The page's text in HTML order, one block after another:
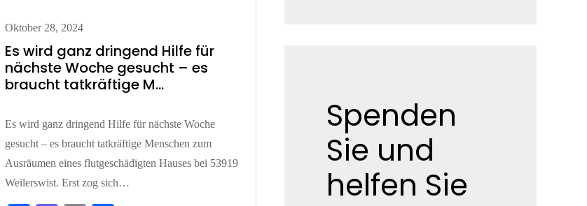
Posted
on
Oktober 28, 2024
Es wird ganz dringend Hilfe für
nächste Woche gesucht – es
braucht tatkräftige M…
Es wird ganz dringend Hilfe für nächste Woche
gesucht – es braucht tatkräftige Menschen zum
Ausräumen eines flutgeschädigten Hauses bei 53919
Weilerswist. Erst zog sich…
Spenden
Sie und
helfen Sie